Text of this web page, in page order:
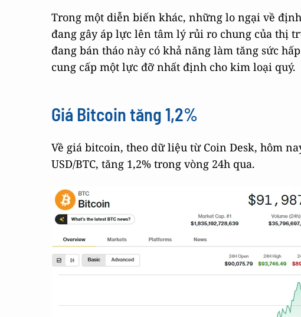
Trong một diễn biến khác, những lo ngại về
đang gây áp lực lên tâm lý rủi ro chung của thị
đang bán tháo này có khả năng làm tăng sức
cung cấp một lực đỡ nhất định cho kim loại quý.
Giá Bitcoin tăng 1,2%
Về giá bitcoin, theo dữ liệu từ Coin Desk, hôm
USD/BTC, tăng 1,2% trong vòng 24h qua.